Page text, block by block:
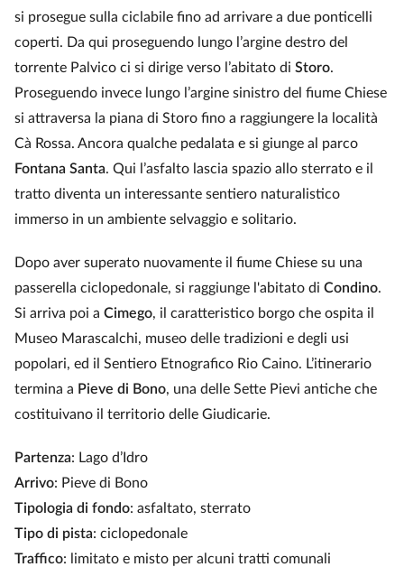
si prosegue sulla ciclabile fino ad arrivare a due ponticelli
coperti. Da qui proseguendo lungo l’argine destro del
torrente Palvico ci si dirige verso l’abitato di Storo.
Proseguendo invece lungo l’argine sinistro del fiume Chiese
si attraversa la piana di Storo fino a raggiungere la località
Cà Rossa. Ancora qualche pedalata e si giunge al parco
Fontana Santa. Qui l’asfalto lascia spazio allo sterrato e il
tratto diventa un interessante sentiero naturalistico
immerso in un ambiente selvaggio e solitario.
Dopo aver superato nuovamente il fiume Chiese su una
passerella ciclopedonale, si raggiunge l'abitato di Condino.
Si arriva poi a Cimego, il caratteristico borgo che ospita il
Museo Marascalchi, museo delle tradizioni e degli usi
popolari, ed il Sentiero Etnografico Rio Caino. L’itinerario
termina a Pieve di Bono, una delle Sette Pievi antiche che
costituivano il territorio delle Giudicarie.
Partenza: Lago d’Idro
Arrivo: Pieve di Bono
Tipologia di fondo: asfaltato, sterrato
Tipo di pista: ciclopedonale
Traffico: limitato e misto per alcuni tratti comunali